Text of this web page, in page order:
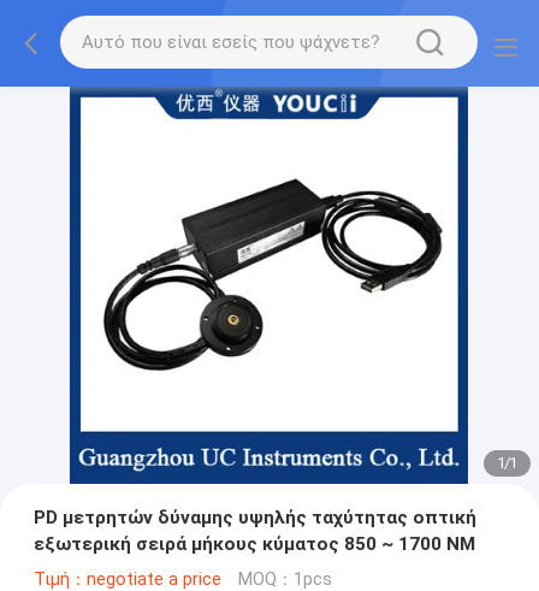
1/1
PD μετρητών δύναμης υψηλής ταχύτητας οπτική
εξωτερική σειρά μήκους κύματος 850 ~ 1700 NM
Τιμή：negotiate a price MOQ：1pcs